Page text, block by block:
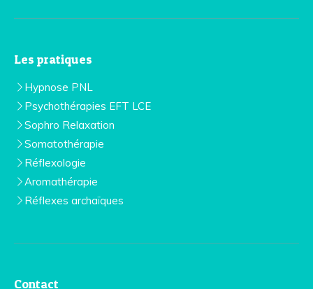
Les pratiques
Hypnose PNL
Psychothérapies EFT LCE
Sophro Relaxation
Somatothérapie
Réflexologie
Aromathérapie
Réflexes archaïques
Contact